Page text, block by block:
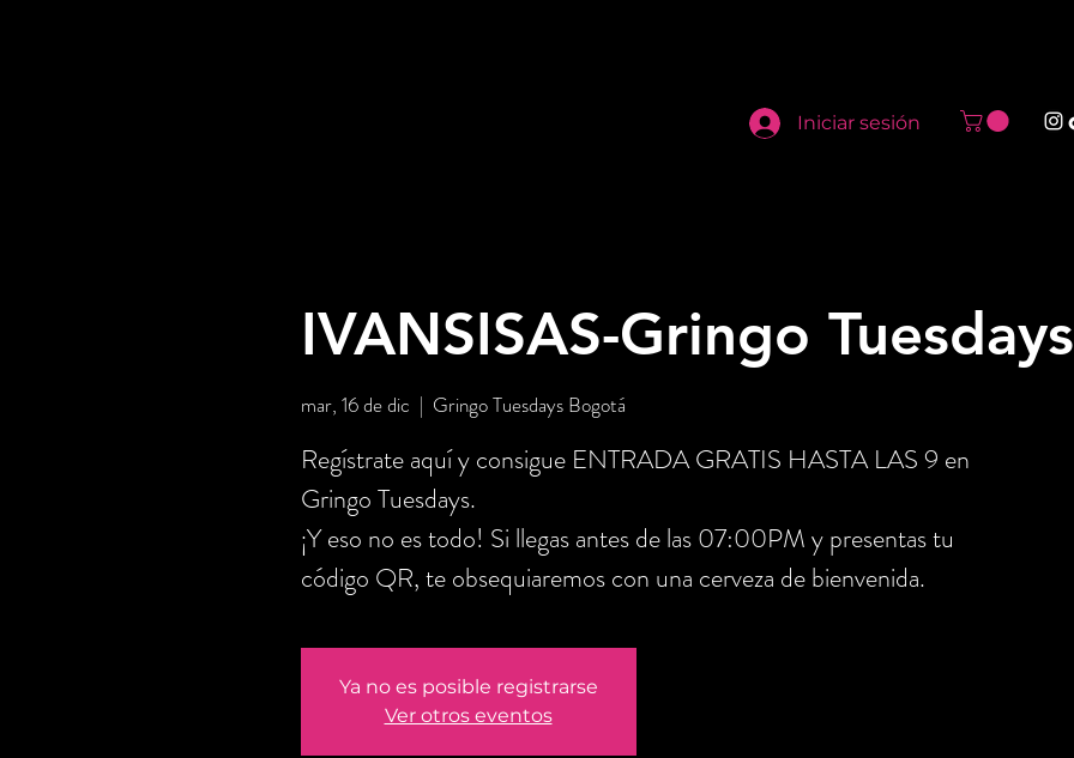
Iniciar sesión
IVANSISAS-Gringo Tuesdays
mar, 16 de dic
  |
Gringo Tuesdays Bogotá
Regístrate aquí y consigue ENTRADA GRATIS HASTA LAS 9 en
Gringo Tuesdays.
¡Y eso no es todo! Si llegas antes de las 07:00PM y presentas tu
código QR, te obsequiaremos con una cerveza de bienvenida.
Ya no es posible registrarse
Ver otros eventos